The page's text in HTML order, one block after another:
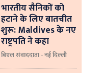
भारतीय सैनिकों को
हटाने के लिए बातचीत
शुरू: Maldives के नए
राष्ट्रपति ने कहा
बिएल संवाददाता - नई दिल्‍ली